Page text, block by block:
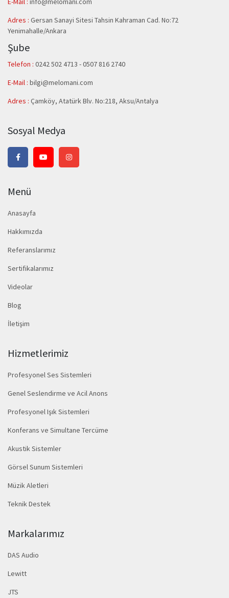
Adres : Gersan Sanayi Sitesi Tahsin Kahraman Cad. No:72
Yenimahalle/Ankara
Şube
Telefon : 0242 502 4713 - 0507 816 2740
E-Mail : bilgi@melomani.com
Adres : Çamköy, Atatürk Blv. No:218, Aksu/Antalya
Sosyal Medya
Menü
Anasayfa
Hakkımızda
Referanslarımız
Sertifikalarımız
Videolar
Blog
İletişim
Hizmetlerimiz
Profesyonel Ses Sistemleri
Genel Seslendirme ve Acil Anons
Profesyonel Işık Sistemleri
Konferans ve Simultane Tercüme
Akustik Sistemler
Görsel Sunum Sistemleri
Müzik Aletleri
Teknik Destek
Markalarımız
DAS Audio
Lewitt
JTS